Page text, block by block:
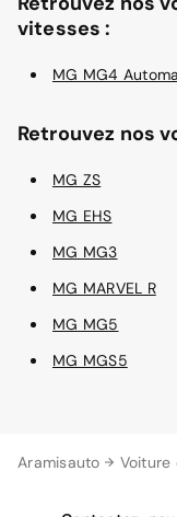
Aramisauto Voiture
vitesses :
MG MG4
Retrouvez nos
MG ZS
MG EHS
MG MG3
MG MARVEL R
MG MG5
MG MGS5